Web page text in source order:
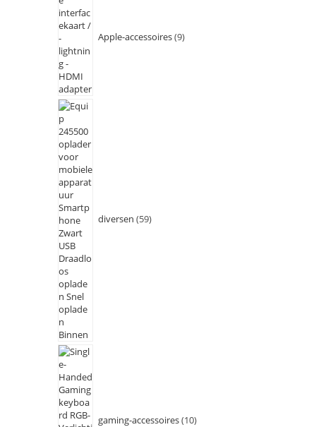
Apple-accessoires 9
diversen 59
gaming-accessoires 10